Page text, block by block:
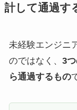
計して通過す
未経験エンジニ
のではなく、 3
ら通過するもの